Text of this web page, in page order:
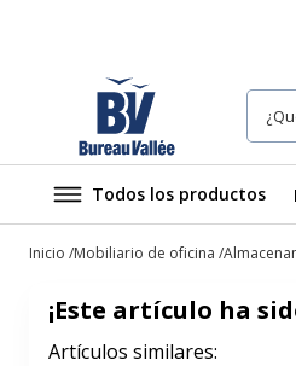
Todos los productos
Inicio Mobiliario de oficina
¡Este artículo ha
Artículos similares: